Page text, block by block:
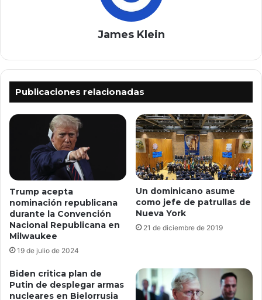
James Klein
Publicaciones relacionadas
Trump acepta
nominación republicana
durante la Convención
Nacional Republicana en
Milwaukee
19 de julio de 2024
Un dominicano asume
como jefe de patrullas de
Nueva York
21 de diciembre de 2019
Biden critica plan de
Putin de desplegar armas
nucleares en Bielorrusia